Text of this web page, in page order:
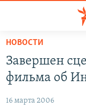
упрощенного
доступа
Вернуться
основному
ПОДКАСТЫ
АВТОРСКИЕ
ЦИТАТЫ СВОБОДЫ
НОВОСТИ
Завершен
фильма об
16 марта 2006